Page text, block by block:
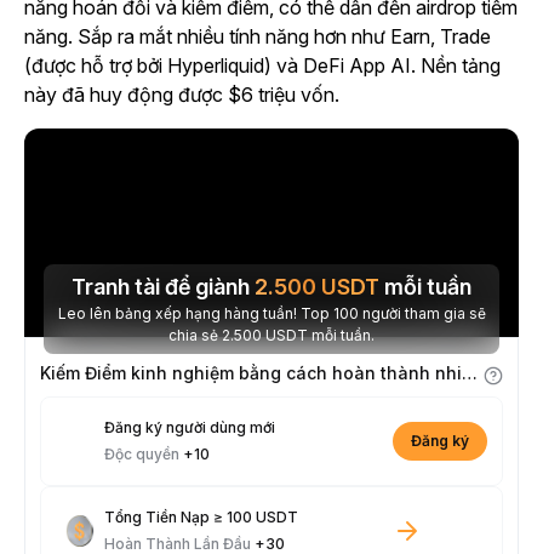
năng hoán đổi và kiếm điểm, có thể dẫn đến airdrop tiềm
năng. Sắp ra mắt nhiều tính năng hơn như Earn, Trade
(được hỗ trợ bởi Hyperliquid) và DeFi App AI. Nền tảng
này đã huy động được $6 triệu vốn.
Tranh tài để giành 2.500 USDT mỗi tuần
Leo lên bảng xếp hạng hàng tuần! Top 100 người tham gia sẽ
chia sẻ 2.500 USDT mỗi tuần.
Kiếm Điểm kinh nghiệm bằng cách hoàn thành nhiệm vụ
Đăng ký người dùng mới
Độc quyền +10
Đăng ký
Tổng Tiền Nạp ≥ 100 USDT
Hoàn Thành Lần Đầu +30